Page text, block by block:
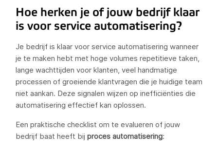
Hoe herken je of jouw bedrijf klaar
is voor service automatisering?
Je bedrijf is klaar voor service automatisering wanneer
je te maken hebt met hoge volumes repetitieve taken,
lange wachttijden voor klanten, veel handmatige
processen of groeiende klantvragen die je huidige team
niet aankan. Deze signalen wijzen op inefficiënties die
automatisering effectief kan oplossen.
Een praktische checklist om te evalueren of jouw
bedrijf baat heeft bij proces automatisering: